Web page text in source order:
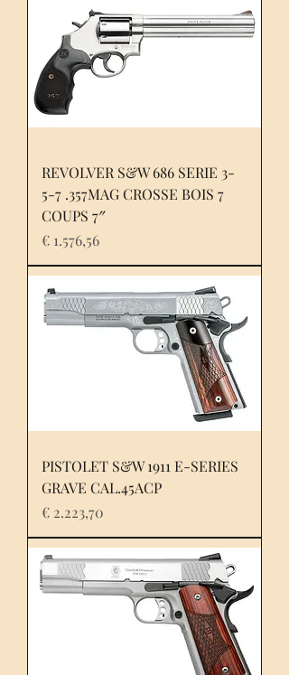
REVOLVER S&W 686 SERIE 3-
5-7 .357MAG CROSSE BOIS 7
COUPS 7″
Prijs
€ 1.576,56
PISTOLET S&W 1911 E-SERIES
GRAVE CAL.45ACP
Prijs
€ 2.223,70